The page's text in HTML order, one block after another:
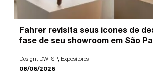
Fahrer revisita seus ícones de
fase de seu showroom em São
Design, DW! SP, Expositores
08/06/2026